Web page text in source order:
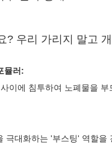
? 우리 가리지 말고
뮬러:
이에 침투하여 노폐물을 부
대화하는 '부스팅' 역할을